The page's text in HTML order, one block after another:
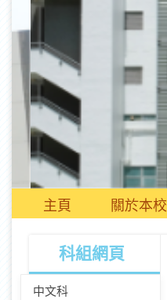
主頁 關於本校
科組網頁
中文科